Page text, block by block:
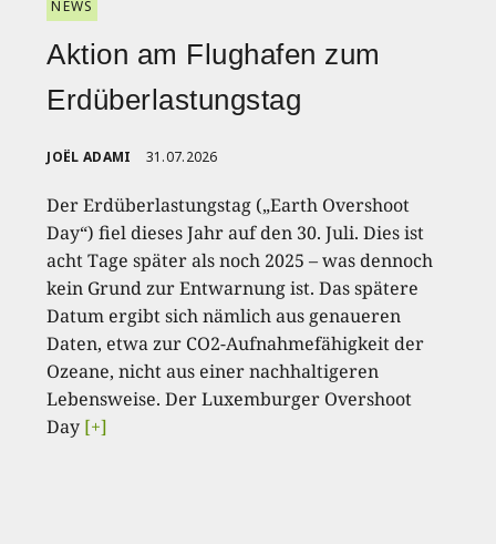
NEWS
Aktion am Flughafen zum
Erdüberlastungstag
JOËL ADAMI 31.07.2026
Der Erdüberlastungstag („Earth Overshoot
Day“) fiel dieses Jahr auf den 30. Juli. Dies ist
acht Tage später als noch 2025 – was dennoch
kein Grund zur Entwarnung ist. Das spätere
Datum ergibt sich nämlich aus genaueren
Daten, etwa zur CO2-Aufnahmefähigkeit der
Ozeane, nicht aus einer nachhaltigeren
Lebensweise. Der Luxemburger Overshoot
Day [+]